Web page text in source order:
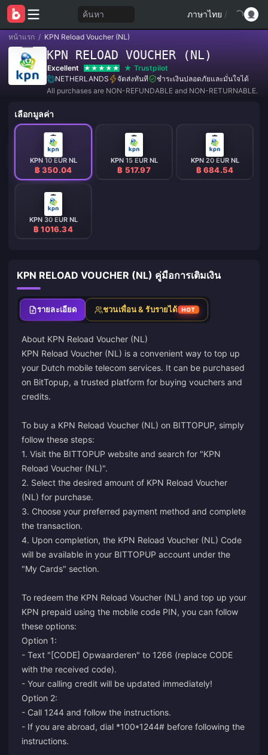
ค้นหา ภาษาไทย /
หน้าแรก / KPN Reload Voucher (NL)
KPN RELOAD VOUCHER (NL)
Excellent
Trustpilot
NETHERLANDS
จัดส่งทันที
ชำระเงินปลอดภัยและมั่นใจได้
All purchases are NON-REFUNDABLE and NON-RETURNABLE.
เลือกมูลค่า
KPN 10 EUR NL
฿ 350.04
KPN 15 EUR NL
฿ 517.97
KPN 20 EUR NL
฿ 684.54
KPN 30 EUR NL
฿ 1016.34
KPN RELOAD VOUCHER (NL) คู่มือการเติมเงิน
รายละเอียด ชวนเพื่อน & รับรายได้ HOT
About KPN Reload Voucher (NL)
KPN Reload Voucher (NL) is a convenient way to top up
your Dutch mobile telecom services. It can be purchased
on BitTopup, a trusted platform for buying vouchers and
credits.
To buy a KPN Reload Voucher (NL) on BITTOPUP, simply
follow these steps:
1. Visit the BITTOPUP website and search for "KPN
Reload Voucher (NL)".
2. Select the desired amount of KPN Reload Voucher
(NL) for purchase.
3. Choose your preferred payment method and complete
the transaction.
4. Upon completion, the KPN Reload Voucher (NL) Code
will be available in your BITTOPUP account under the
"My Cards" section.
To redeem the KPN Reload Voucher (NL) and top up your
KPN prepaid using the mobile code PIN, you can follow
these options:
Option 1:
- Text "[CODE] Opwaarderen" to 1266 (replace CODE
with the received code).
- Your calling credit will be updated immediately!
Option 2:
- Call 1244 and follow the instructions.
- If you are abroad, dial *100*1244# before following the
instructions.